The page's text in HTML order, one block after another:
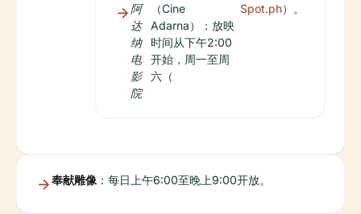
阿
达
纳
电
影
院
（Cine
Adarna）：放映
时间从下午2:00
开始，周一至周
六（
Spot.ph）。
奉献雕像 ：每日上午6:00至晚上9:00开放。